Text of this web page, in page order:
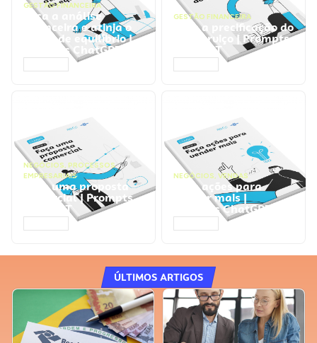
GESTÃO FINANCEIRA
Faça a análise
financeira e atinja o
ponto de equilíbrio |
Prompts ChatGPT
GESTÃO FINANCEIRA
Faça a precificação do
seu serviço | Prompts
ChatGPT
NEGÓCIOS, PROCESSOS
EMPRESARIAIS
Faça uma proposta
comercial | Prompts
ChatGPT
NEGÓCIOS, VENDAS
Faça ações para
vender mais |
Prompts ChatGPT
ÚLTIMOS ARTIGOS